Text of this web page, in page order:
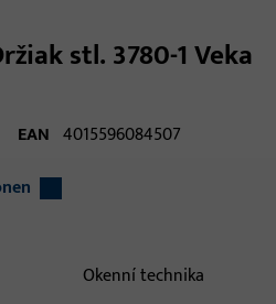
stl. 3780-1 Veka
EAN 4015596084507
Okenní technika